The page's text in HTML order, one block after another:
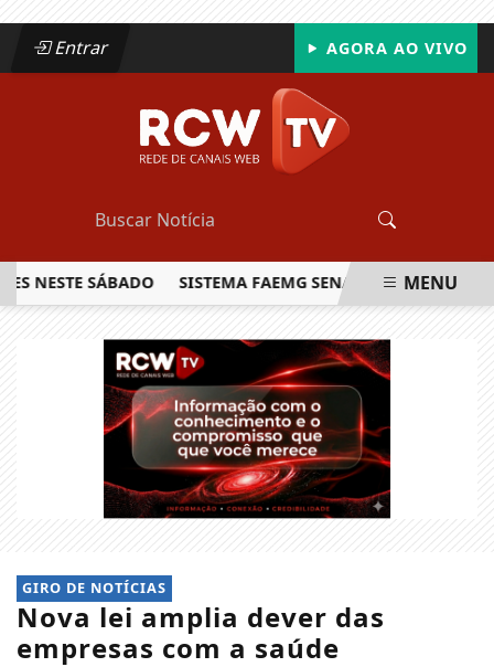
Entrar AGORA AO VIVO
SÁBADO SISTEMA FAEMG SENAR LANÇA O PRIMEIRO
MENU
GIRO DE NOTÍCIAS
Nova lei amplia dever das
empresas com a saúde